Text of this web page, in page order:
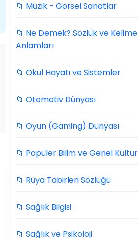
📁 Müzik - Görsel Sanatlar
📁 Ne Demek? Sözlük ve Kelime
Anlamları
📁 Okul Hayatı ve Sistemler
📁 Otomotiv Dünyası
📁 Oyun (Gaming) Dünyası
📁 Popüler Bilim ve Genel Kültür
📁 Rüya Tabirleri Sözlüğü
📁 Sağlık Bilgisi
📁 Sağlık ve Psikoloji